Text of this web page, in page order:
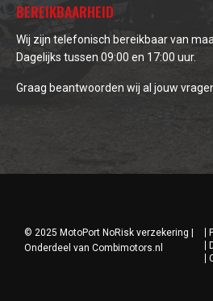
BEREIKBAARHEID
Wij zijn telefonisch bereikbaar van
Dagelijks tussen 09:00 en 17:00 uur.
Graag beantwoorden wij al jouw
© 2025 MotoPort NoRisk verzekering |
Onderdeel van Combimotors.nl